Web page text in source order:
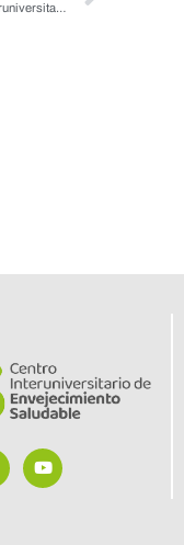
Centro Interuniversitario de Envejecimiento Saludable participó en cuenta pública de SENAMA